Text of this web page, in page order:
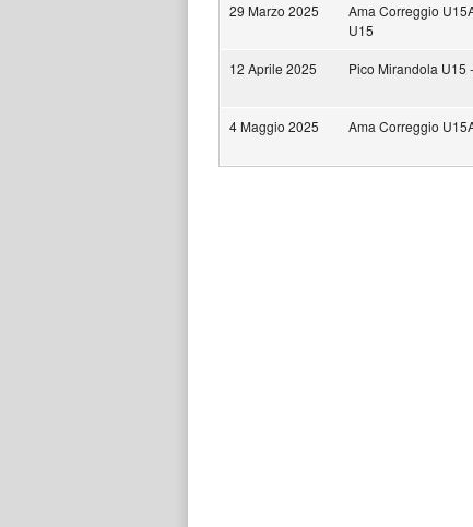
29 Marzo 2025
Ama Correggio
U15
12 Aprile 2025 Pico Mirandola U15
4 Maggio 2025 Ama Correggio